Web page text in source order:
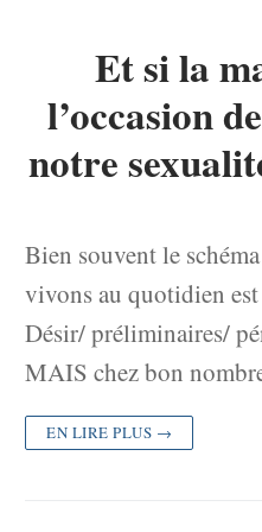
Et si la
l’occasion
notre
Bien souvent le
vivons au quotidien
Désir/ préliminaires/
MAIS chez bon
EN LIRE PLUS →